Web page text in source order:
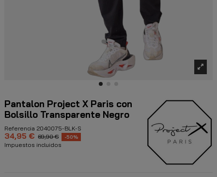
Pantalon Project X Paris con
Bolsillo Transparente Negro
Referencia 2040075-BLK-S
34,95 € 69,90 € -50%
Impuestos incluidos